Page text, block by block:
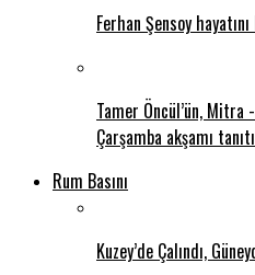
Ferhan Şensoy
Tamer Öncül’ün, Mitra
Çarşamba akşamı
Rum Basını
Kuzey’de Çalındı,